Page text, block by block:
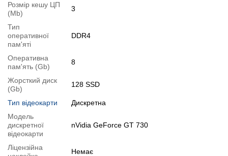
Для цього додайте в корзину відповідну позицію з розділу
Специфікація процесора:
Тестування процесора:
Специфікація відеокарти:
Тестування відеокарти:nVidia GeForce GT 730
Відеоогляд
Розмір кешу ЦП
(Mb)
3
Тип
оперативної
пам'яті
DDR4
Оперативна
пам'ять (Gb)
8
Жорсткий диск
(Gb)
128 SSD
Тип відеокарти
Дискретна
Модель
дискретної
відеокарти
nVidia GeForce GT 730
Ліцензійна
Немає